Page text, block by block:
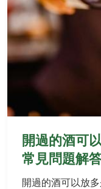
開過的酒可
常見問題解
開過的酒可以放